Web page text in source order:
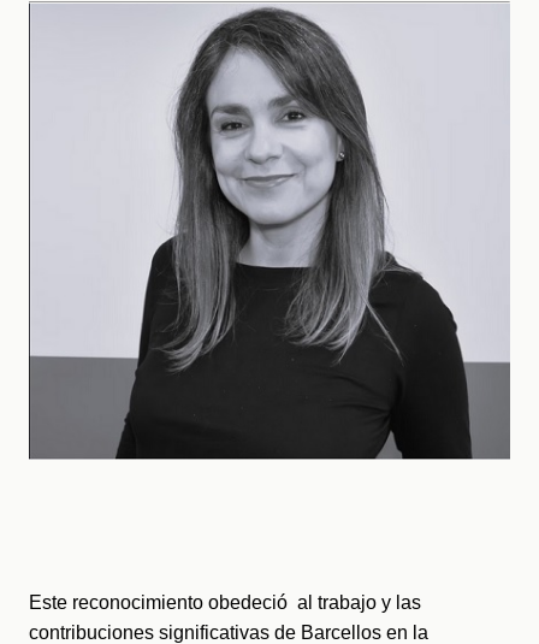
Este reconocimiento obedeció  al trabajo y las
contribuciones significativas de Barcellos en la